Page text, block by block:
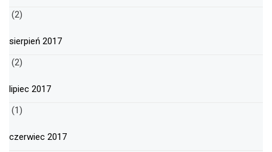
(2)
sierpień 2017
(2)
lipiec 2017
(1)
czerwiec 2017